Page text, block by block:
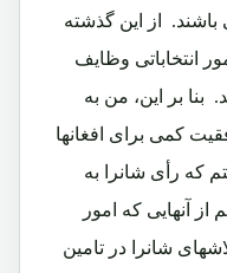
از این گذشته
انتخاباتی وظایف
بنا بر این، من به
کمی برای افغانها
که رأی شانرا به
آنهایی که امور
شانرا در تامین